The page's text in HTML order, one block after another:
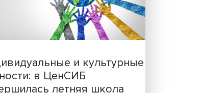
Иллюзия безопасности:
исследовали влияние
решения врачей